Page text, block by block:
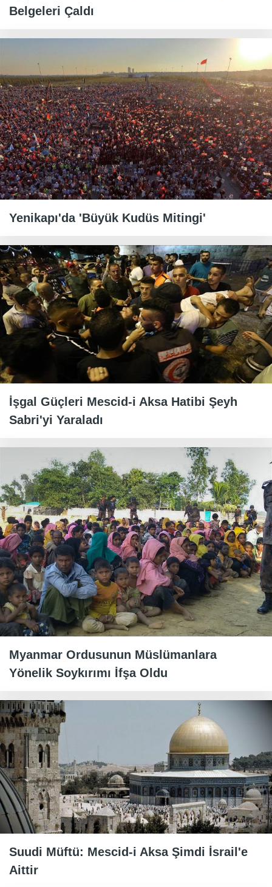
Belgeleri Çaldı
Yenikapı'da 'Büyük Kudüs Mitingi'
İşgal Güçleri Mescid-i Aksa Hatibi Şeyh
Sabri'yi Yaraladı
Myanmar Ordusunun Müslümanlara
Yönelik Soykırımı İfşa Oldu
Suudi Müftü: Mescid-i Aksa Şimdi İsrail'e
Aittir